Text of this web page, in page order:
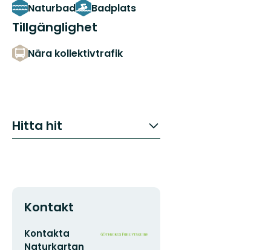
Naturbad
Badplats
Tillgänglighet
Nära kollektivtrafik
Hitta hit
Kontakt
E-
postadress
Kontakta
Naturkartan
Organisationens